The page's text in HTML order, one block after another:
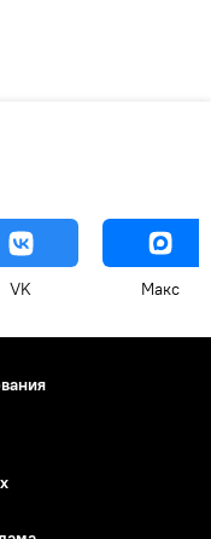
VK Макс